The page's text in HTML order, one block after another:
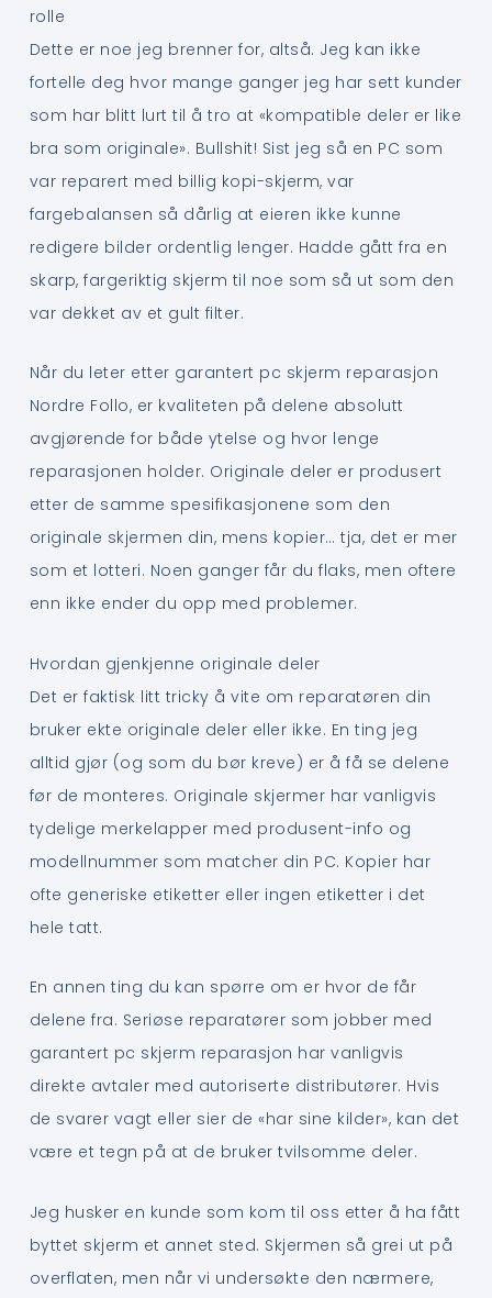
rolle
Dette er noe jeg brenner for, altså. Jeg kan ikke
fortelle deg hvor mange ganger jeg har sett kunder
som har blitt lurt til å tro at «kompatible deler er like
bra som originale». Bullshit! Sist jeg så en PC som
var reparert med billig kopi-skjerm, var
fargebalansen så dårlig at eieren ikke kunne
redigere bilder ordentlig lenger. Hadde gått fra en
skarp, fargeriktig skjerm til noe som så ut som den
var dekket av et gult filter.
Når du leter etter garantert pc skjerm reparasjon
Nordre Follo, er kvaliteten på delene absolutt
avgjørende for både ytelse og hvor lenge
reparasjonen holder. Originale deler er produsert
etter de samme spesifikasjonene som den
originale skjermen din, mens kopier… tja, det er mer
som et lotteri. Noen ganger får du flaks, men oftere
enn ikke ender du opp med problemer.
Hvordan gjenkjenne originale deler
Det er faktisk litt tricky å vite om reparatøren din
bruker ekte originale deler eller ikke. En ting jeg
alltid gjør (og som du bør kreve) er å få se delene
før de monteres. Originale skjermer har vanligvis
tydelige merkelapper med produsent-info og
modellnummer som matcher din PC. Kopier har
ofte generiske etiketter eller ingen etiketter i det
hele tatt.
En annen ting du kan spørre om er hvor de får
delene fra. Seriøse reparatører som jobber med
garantert pc skjerm reparasjon har vanligvis
direkte avtaler med autoriserte distributører. Hvis
de svarer vagt eller sier de «har sine kilder», kan det
være et tegn på at de bruker tvilsomme deler.
Jeg husker en kunde som kom til oss etter å ha fått
byttet skjerm et annet sted. Skjermen så grei ut på
overflaten, men når vi undersøkte den nærmere,